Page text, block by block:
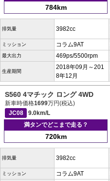
784km
排気量 3982cc
ミッション コラム9AT
最大出力 469ps/5500rpm
生産期間
2018年09月～201
8年12月
S560 4マチック ロング 4WD
新車時価格1699万円(税込)
JC08
9.0km/L
満タンでどこまで走る？
720km
排気量 3982cc
ミッション コラム9AT